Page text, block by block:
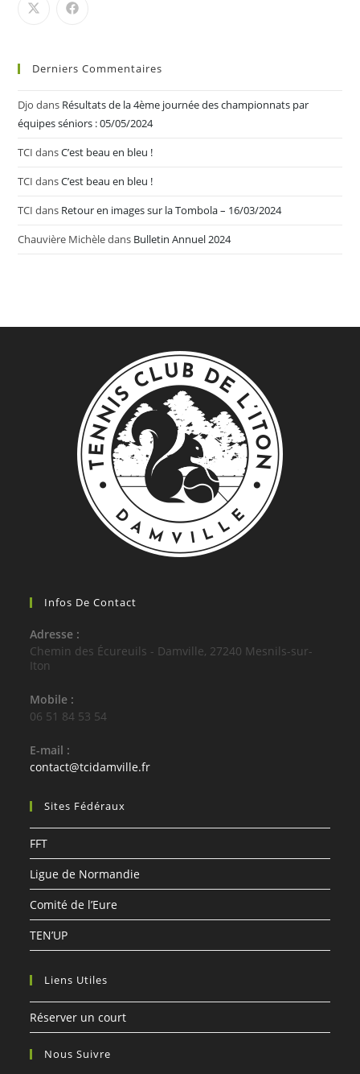
Derniers Commentaires
Djo dans Résultats de la 4ème journée des championnats par
équipes séniors : 05/05/2024
TCI dansC’est beau en bleu !
TCI dansC’est beau en bleu !
TCI dans Retour en images sur la Tombola – 16/03/2024
Chauvière Michèledans Bulletin Annuel 2024
Infos De Contact
Adresse :
Chemin des Écureuils - Damville, 27240 Mesnils-sur-
Iton
Mobile :
06 51 84 53 54
E-mail :
contact@tcidamville.frS’ouvre
Sites Fédéraux
FFT
Ligue de Normandie
Comité de l’Eure
TEN’UP
Liens Utiles
Réserver un court
Nous Suivre